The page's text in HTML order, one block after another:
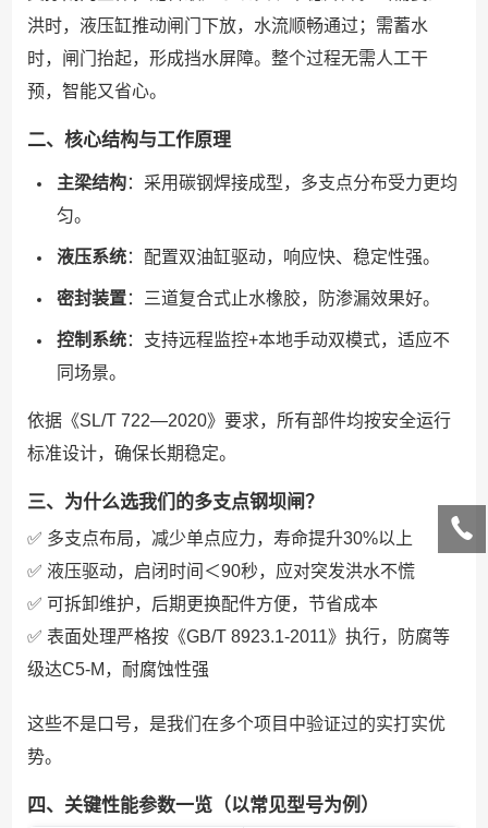
洪时，液压缸推动闸门下放，水流顺畅通过；需蓄水
时，闸门抬起，形成挡水屏障。整个过程无需人工干
预，智能又省心。
二、核心结构与工作原理
主梁结构：采用碳钢焊接成型，多支点分布受力更均
匀。
液压系统：配置双油缸驱动，响应快、稳定性强。
密封装置：三道复合式止水橡胶，防渗漏效果好。
控制系统：支持远程监控+本地手动双模式，适应不
同场景。
依据《SL/T 722—2020》要求，所有部件均按安全运行
标准设计，确保长期稳定。
三、为什么选我们的多支点钢坝闸？
✅ 多支点布局，减少单点应力，寿命提升30%以上
✅ 液压驱动，启闭时间＜90秒，应对突发洪水不慌
✅ 可拆卸维护，后期更换配件方便，节省成本
✅ 表面处理严格按《GB/T 8923.1-2011》执行，防腐等
级达C5-M，耐腐蚀性强
这些不是口号，是我们在多个项目中验证过的实打实优
势。
四、关键性能参数一览（以常见型号为例）